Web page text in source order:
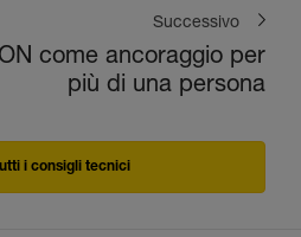
Successivo
come ancoraggio per
più di una persona
i consigli tecnici